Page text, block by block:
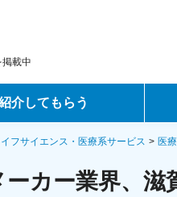
載中
介してもらう
ビス 転
デ
フサイエンス・医療系サービス 医
ーカー業界、